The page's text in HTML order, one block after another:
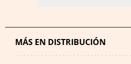
MÁS EN DISTRIBUCIÓN